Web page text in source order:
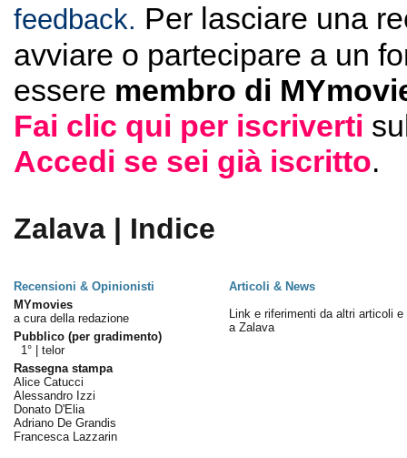
feedback. Per lasciare una
avviare o partecipare a un
essere membro di
Fai clic qui per iscriverti
Accedi se sei già iscritto.
Zalava | Indice
Recensioni & Opinionisti
Articoli & News
MYmovies
a cura della redazione
Pubblico (per gradimento)
1° | telor
Rassegna stampa
Alice Catucci
Alessandro Izzi
Donato D'Elia
Adriano De Grandis
Francesca Lazzarin
Link e riferimenti da altri articoli e
a Zalava